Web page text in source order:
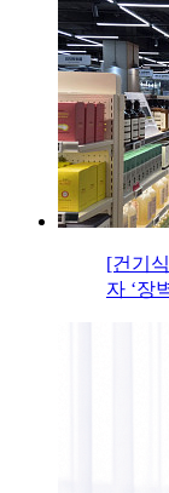
[건기
자 ‘장